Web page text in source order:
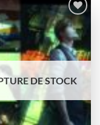
Ajouter
à la
wishlist
DE STOCK